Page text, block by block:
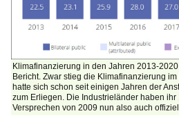
Klimafinanzierung in den Jahren 2013-
Bericht. Zwar stieg die Klimafinanzierung
hatte sich schon seit einigen Jahren der
zum Erliegen. Die Industrieländer haben
Versprechen von 2009 nun also auch